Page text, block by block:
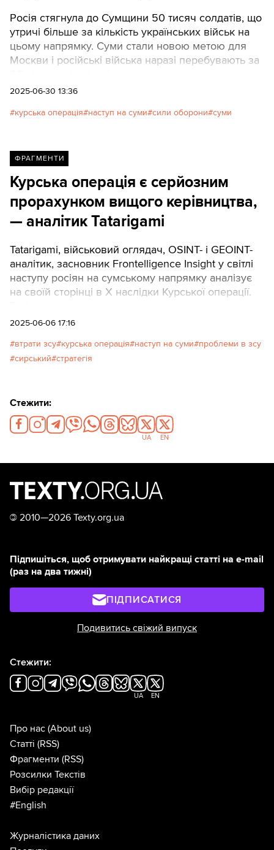
Росія стягнула до Сумщини 50 тисяч солдатів, що
утричі більше за кількість українських військ на
цьому напрямку. Суми стали новою метою для
Москви і російські війська наразі перебувають за
2025-06-30 13:36
курська операція наступ на суми сили оборони суми
ФРАГМЕНТИ
Курська операція є серйозним
прорахунком вищого керівництва,
— аналітик Tatarigami
Tatarigami, військовий оглядач, OSINT- і GEOINT-
аналітик, засновник Frontelligence Insight у світлі
наступу росіян на сумському напрямку аналізує
на своїй сторінці в X наслідки Курської операції.
2025-06-06 17:16
втрати зсу курська операція наступ на суми проблеми в зсу
сирський стратегія
Стежити:
UA EN
© 2010—2026 Texty.org.ua
Підпишіться, щоб отримувати найкращі статті на e-mail
(раз на два тижні)
ПІДПИСАТИСЯ
Подивитись свіжий випуск
Стежити:
UA EN
Про нас (About us)
Статті (RSS)
Фрагменти (RSS)
Розсилки Текстів
Вибір редакції
#English
Журналістика даних